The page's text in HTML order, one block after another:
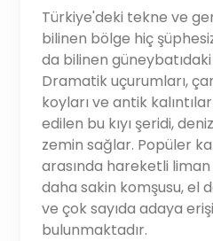
Türkiye'deki tekne ve
bilinen bölge hiç
da bilinen
Dramatik uçurumları,
koyları ve antik
edilen bu kıyı şeridi,
zemin sağlar. Popüler
arasında hareketli
daha sakin komşusu, el
ve çok sayıda adaya
bulunmaktadır.